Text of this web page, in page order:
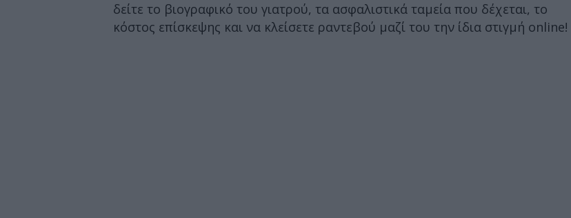
δείτε το βιογραφικό του γιατρού, τα ασφαλιστικά ταμεία που δέχεται, το
κόστος επίσκεψης και να κλείσετε ραντεβού μαζί του την ίδια στιγμή online!